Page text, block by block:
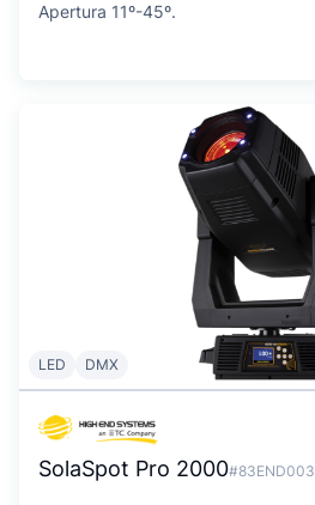
Apertura 11º-45º.
LED DMX
SolaSpot Pro 2000#83END003